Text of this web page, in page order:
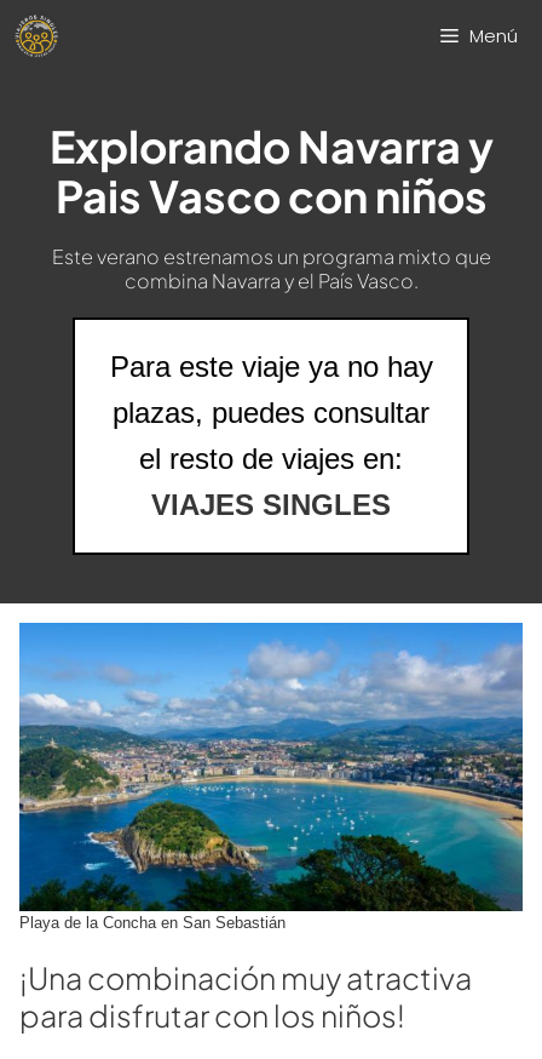
Saltar
Menú
Explorando Navarra y
Pais Vasco con niños
Este verano estrenamos un programa mixto que
combina Navarra y el País Vasco.
Para este viaje ya no hay
plazas, puedes consultar
el resto de viajes en:
VIAJES SINGLES
Playa de la Concha en San Sebastián
¡Una combinación muy atractiva
para disfrutar con los niños!